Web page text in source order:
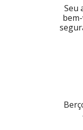
Seu